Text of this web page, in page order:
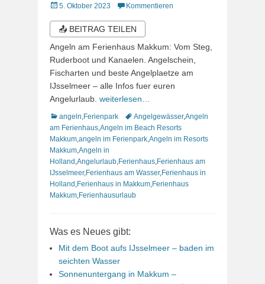
Veröffentlicht
5. Oktober 2023 Kommentieren
📤 BEITRAG TEILEN
Angeln am Ferienhaus Makkum: Vom Steg,
Ruderboot und Kanaelen. Angelschein,
Fischarten und beste Angelplaetze am
IJsselmeer – alle Infos fuer euren
Angelurlaub. weiterlesen…
Kategorien
angeln Ferienpark Schlagworte
Angelgewässer,Angeln
am Ferienhaus Angeln im Beach Resorts
Makkum angeln im Ferienpark Angeln im Resorts
Makkum Angeln in
Holland Angelurlaub Ferienhaus Ferienhaus am
IJsselmeer, Ferienhaus am Wasser, Ferienhaus in
Holland Ferienhaus in Makkum Ferienhaus
Makkum Ferienhausurlaub
Was es Neues gibt:
Mit dem Boot aufs IJsselmeer – baden im
seichten Wasser
Sonnenuntergang in Makkum –